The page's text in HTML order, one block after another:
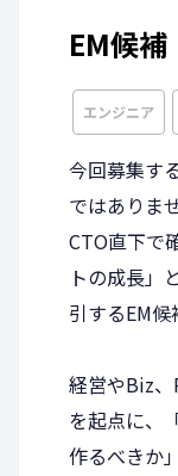
EM候補
エンジニア
今回募集す
ではありま
CTO直下で
トの成長」
引するEM候
経営やBiz
を起点に、
作るべきか